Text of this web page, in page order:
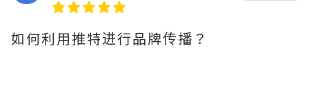
如何利用推特进行品牌传播？